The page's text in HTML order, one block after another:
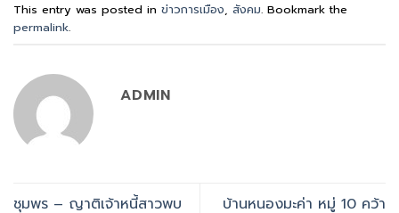
This entry was posted in ข่าวการเมือง, สังคม. Bookmark the
permalink.
ADMIN
ชุมพร – ญาติเจ้าหนี้สาวพบ บ้านหนองมะค่า หมู่ 10 คว้า